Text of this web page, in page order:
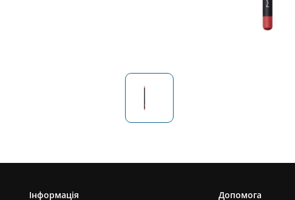
Інформація Допомога